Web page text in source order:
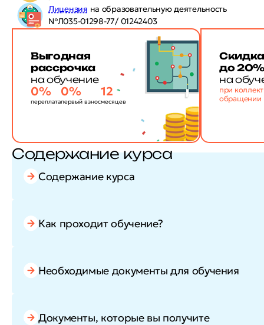
Лицензия на образовательную деятельность
№Л035-01298-77/ 01242403
Выгодная
рассрочка
на обучение
0%
переплата
0%
первый взнос
12
месяцев
до
на
при
обращении
Содержание курса
Содержание курса
Как проходит обучение?
Необходимые документы для обучения
Документы, которые вы получите